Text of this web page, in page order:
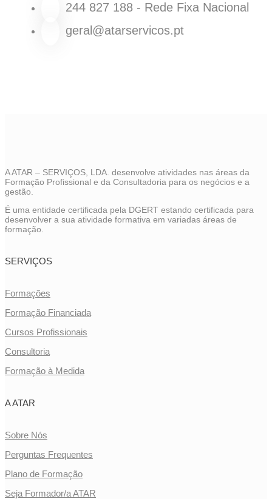
244 827 188 - Rede Fixa Nacional
geral@atarservicos.pt
A ATAR – SERVIÇOS, LDA. desenvolve atividades nas áreas da
Formação Profissional e da Consultadoria para os negócios e a
gestão.
É uma entidade certificada pela DGERT estando certificada para
desenvolver a sua atividade formativa em variadas áreas de
formação.
SERVIÇOS
Formações
Formação Financiada
Cursos Profissionais
Consultoria
Formação à Medida
A ATAR
Sobre Nós
Perguntas Frequentes
Plano de Formação
Seja Formador/a ATAR